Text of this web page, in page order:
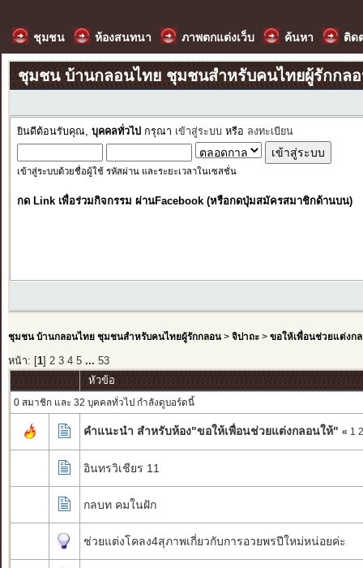
ชุมชน ห้องสนทนา ภาพตกแต่งเว็บ ค้นหา ติด
ชุมชน บ้านกลอนไทย ชุมชนสำหรับคนไทยผู้รักกล
ยินดีต้อนรับคุณ, บุคคลทั่วไป กรุณา เข้าสู่ระบบ หรือ ลงทะเบียน
เข้าสู่ระบบด้วยชื่อผู้ใช้ รหัสผ่าน และระยะเวลาในเซสชั่น
กด Link เพื่อร่วมกิจกรรม ผ่านFacebook (หรือกดปุ่มสมัครสมาชิกด้านบน)
ชุมชน บ้านกลอนไทย ชุมชนสำหรับคนไทยผู้รักกลอน> จิปาถะ> ขอให้เพื่อนช่วยแต่งก
หน้า: [ 1] 2 3 4 5 ... 53
หัวข้อ
0 สมาชิก และ 32 บุคคลทั่วไป กำลังดูบอร์ดนี้
คำแนะนำ สำหรับห้อง"ขอให้เพื่อนช่วยแต่งกลอนให้" « 1 2
อินทรวิเชียร 11
กลบท คมในฝัก
ช่วยแต่งโคลง4สุภาพเกี่ยวกับการอวยพรปีใหม่หน่อยค่ะ